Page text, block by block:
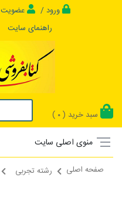
ورود / عضویت
راهنمای سایت
سبد خرید ( 0
)
منوی اصلی سایت
صفحه اصلی رشته تجربی